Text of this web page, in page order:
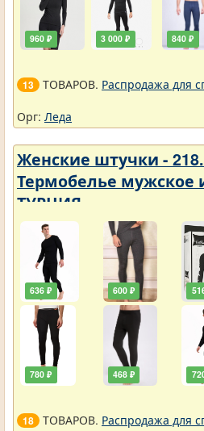
960 ₽ 3 000 ₽ 840 ₽
13 ТОВАРОВ. Распродажа для
Орг: Леда
Женские штучки -
Термобелье мужское
ТУРЦИЯ
636 ₽
780 ₽
600 ₽
468 ₽
18 ТОВАРОВ. Распродажа для